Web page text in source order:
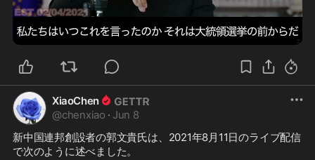
0:46
XiaoChen
@chenxiao · Jun 8
新中国連邦創設者の郭文貴氏は、2021年8月11日のライブ配信
で次のように述べました。